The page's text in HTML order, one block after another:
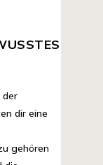
der
dir eine
gehören